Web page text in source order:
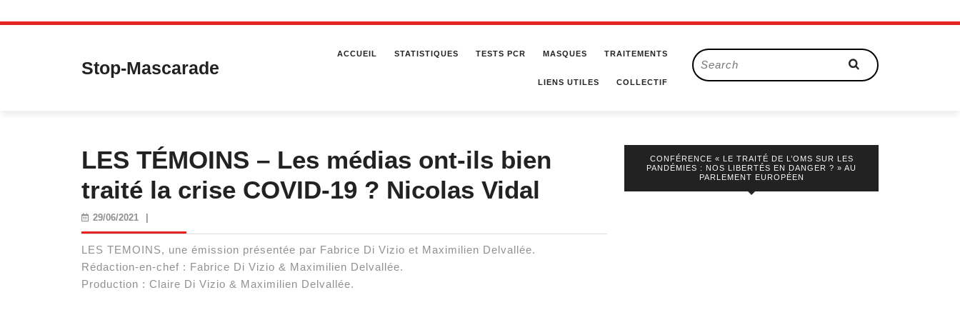
Skip
Stop-Mascarade
ACCUEIL STATISTIQUES TESTS PCR MASQUES TRAITEMENTS
LIENS UTILES COLLECTIF
Search
for:
LES TÉMOINS – Les médias ont-ils bien
traité la crise COVID-19 ? Nicolas Vidal
29/06/202129/06/2021
LES TEMOINS, une émission présentée par Fabrice Di Vizio et Maximilien Delvallée.
Rédaction-en-chef : Fabrice Di Vizio & Maximilien Delvallée.
Production : Claire Di Vizio & Maximilien Delvallée.
CONFÉRENCE « LE TRAITÉ DE L’OMS SUR LES
PANDÉMIES : NOS LIBERTÉS EN DANGER ? » AU
PARLEMENT EUROPÉEN